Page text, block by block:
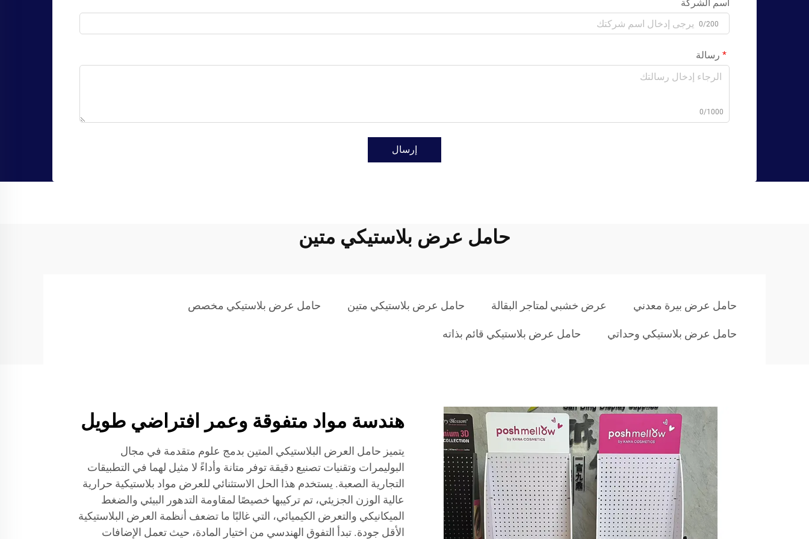
اسم الشركة
0/200
رسالة
0/1000
إرسال
حامل عرض بلاستيكي متين
حامل عرض بيرة معدني عرض خشبي لمتاجر البقالة حامل عرض بلاستيكي متين حامل عرض بلاستيكي مخصص
حامل عرض بلاستيكي وحداتي حامل عرض بلاستيكي قائم بذاته
هندسة مواد متفوقة وعمر افتراضي طويل
يتميز حامل العرض البلاستيكي المتين بدمج علوم متقدمة في مجال
البوليمرات وتقنيات تصنيع دقيقة توفر متانة وأداءً لا مثيل لهما في التطبيقات
التجارية الصعبة. يستخدم هذا الحل الاستثنائي للعرض مواد بلاستيكية حرارية
عالية الوزن الجزيئي، تم تركيبها خصيصًا لمقاومة التدهور البيئي والضغط
الميكانيكي والتعرض الكيميائي، التي غالبًا ما تضعف أنظمة العرض البلاستيكية
الأقل جودة. تبدأ التفوق الهندسي من اختيار المادة، حيث تعمل الإضافات